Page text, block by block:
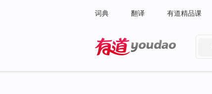
词典 翻译 有道精品课